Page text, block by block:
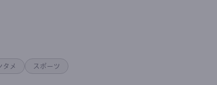
タメ スポーツ